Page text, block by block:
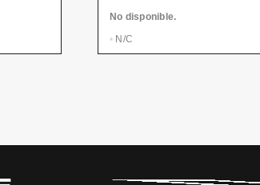
No disponible.
• N/C